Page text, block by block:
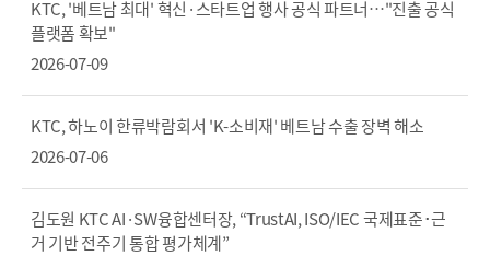
KTC, '베트남 최대' 혁신·스타트업 행사 공식 파트너…"진출 공식
플랫폼 확보"
2026-07-09
KTC, 하노이 한류박람회서 'K-소비재' 베트남 수출 장벽 해소
2026-07-06
김도원 KTC AI·SW융합센터장, “TrustAI, ISO/IEC 국제표준･근
거 기반 전주기 통합 평가체계”